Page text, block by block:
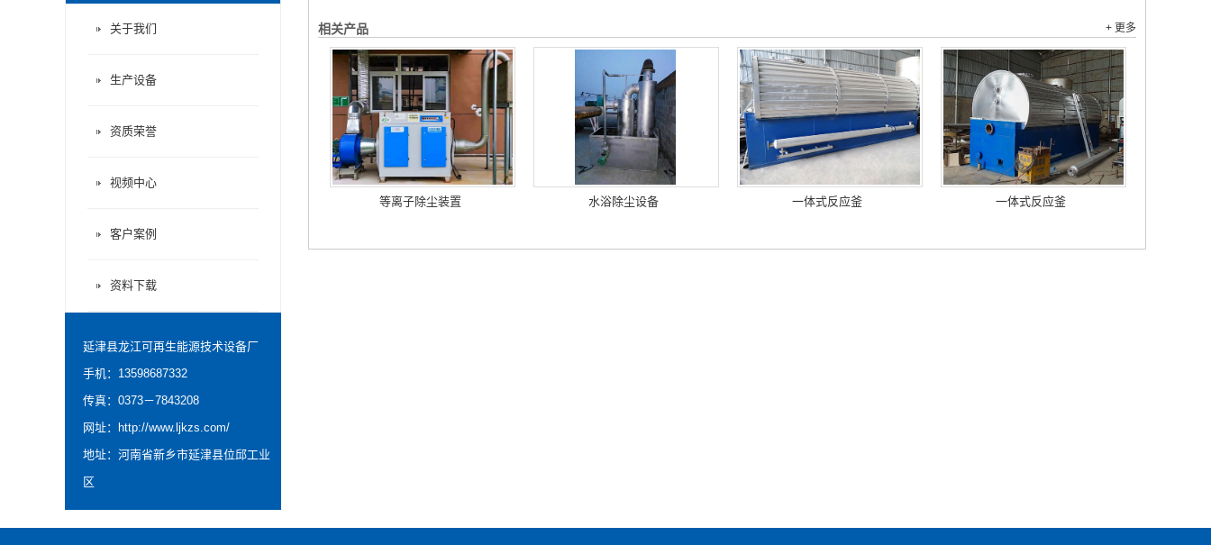
相关产品 + 更多
等离子除尘装置 水浴除尘设备 一体式反应釜 一体式反应釜
关于我们
生产设备
资质荣誉
视频中心
客户案例
资料下载
延津县龙江可再生能源技术设备厂
手机：13598687332
传真：0373－7843208
网址：
http://www.ljkzs.com/
地址：河南省新乡市延津县位邱工业
区